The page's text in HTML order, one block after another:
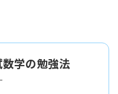
学の勉強法